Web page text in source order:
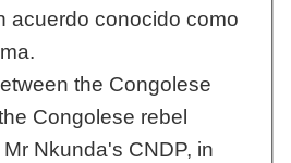
acuerdo conocido como
the Congolese
Congolese rebel
Nkunda's CNDP, in